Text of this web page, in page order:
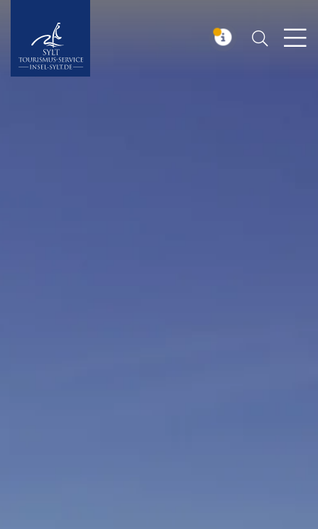
Insel Sylt Suchen